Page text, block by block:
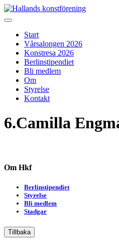
Skip
to
Start
Vårsalongen 2026
Konstresa 2026
Berlinstipendiet
Bli medlem
Om
Styrelse
Kontakt
6.Camilla
Om Hkf
Berlinstipendiet
Styrelse
Bli medlem
Stadgar
Tillbaka